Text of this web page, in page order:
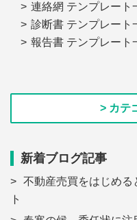
連絡網 テンプレート
診断書 テンプレート
報告書 テンプレート
> カテ
新着ブログ記事
不動産売買をはじめる
ト